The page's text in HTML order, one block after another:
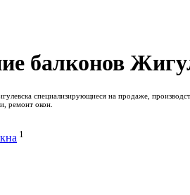
балконов
специализирующиеся на продаже,
ремонт окон.
1